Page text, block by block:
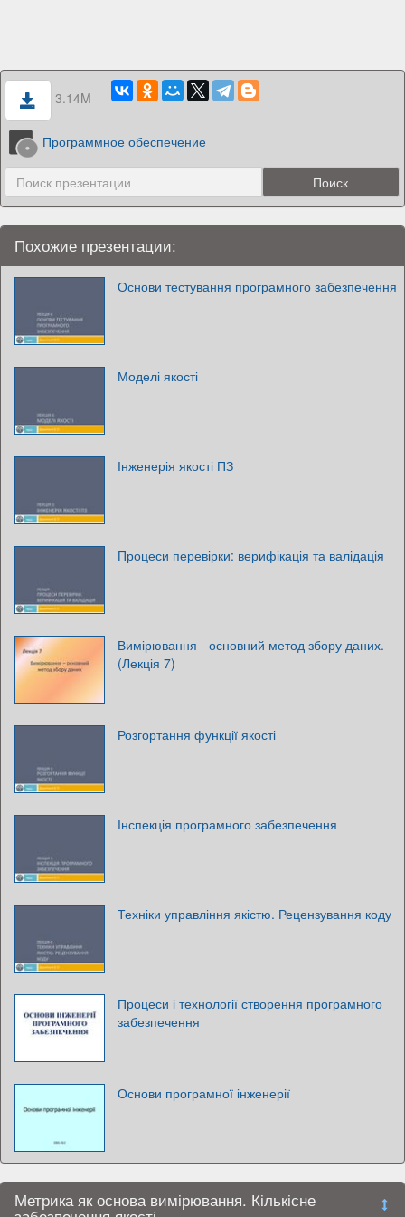
3.14M
Программное обеспечение
Похожие презентации:
Основи тестування програмного забезпечення
Моделі якості
Інженерія якості ПЗ
Процеси перевірки: верифікація та валідація
Вимірювання - основний метод збору даних.
(Лекція 7)
Розгортання функції якості
Інспекція програмного забезпечення
Техніки управління якістю. Рецензування коду
Процеси і технології створення програмного
забезпечення
Основи програмної інженерії
Метрика як основа вимірювання. Кількісне